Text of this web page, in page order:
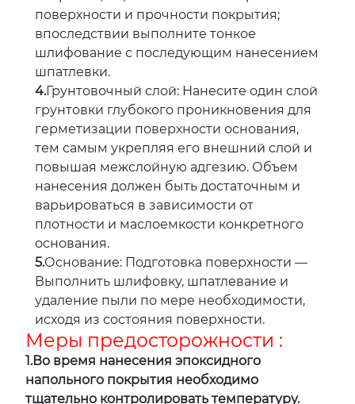
поверхности и прочности покрытия;
впоследствии выполните тонкое
шлифование с последующим нанесением
шпатлевки.
4.Грунтовочный слой: Нанесите один слой
грунтовки глубокого проникновения для
герметизации поверхности основания,
тем самым укрепляя его внешний слой и
повышая межслойную адгезию. Объем
нанесения должен быть достаточным и
варьироваться в зависимости от
плотности и маслоемкости конкретного
основания.
5.Основание: Подготовка поверхности —
Выполнить шлифовку, шпатлевание и
удаление пыли по мере необходимости,
исходя из состояния поверхности.
Меры предосторожности :
1.Во время нанесения эпоксидного
напольного покрытия необходимо
тщательно контролировать температуру.